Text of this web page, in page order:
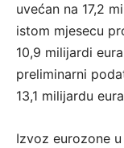
uvećan na 17,2
istom mjesecu
10,9 milijardi
preliminarni
13,1 milijardu
Izvoz eurozone